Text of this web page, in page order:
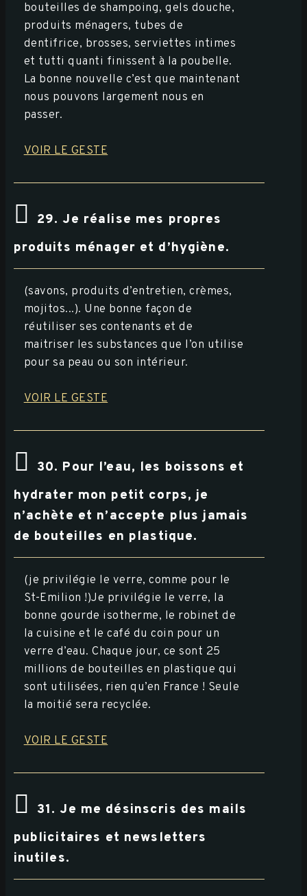
bouteilles de shampoing, gels douche,
produits ménagers, tubes de
dentifrice, brosses, serviettes intimes
et tutti quanti finissent à la poubelle.
La bonne nouvelle c’est que maintenant
nous pouvons largement nous en
passer.
VOIR LE GESTE
29. Je réalise mes propres
produits ménager et d’hygiène.
(savons, produits d’entretien, crèmes,
mojitos...). Une bonne façon de
réutiliser ses contenants et de
maitriser les substances que l’on utilise
pour sa peau ou son intérieur.
VOIR LE GESTE
30. Pour l’eau, les boissons et
hydrater mon petit corps, je
n’achète et n’accepte plus jamais
de bouteilles en plastique.
(je privilégie le verre, comme pour le
St-Emilion !)Je privilégie le verre, la
bonne gourde isotherme, le robinet de
la cuisine et le café du coin pour un
verre d’eau. Chaque jour, ce sont 25
millions de bouteilles en plastique qui
sont utilisées, rien qu’en France ! Seule
la moitié sera recyclée.
VOIR LE GESTE
31. Je me désinscris des mails
publicitaires et newsletters
inutiles.